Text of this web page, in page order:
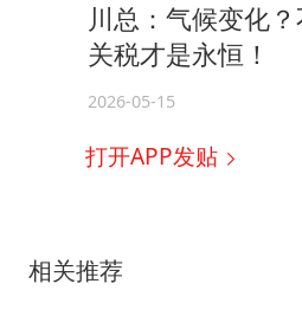
川总：气候变化
关税才是永恒！
2026-05-15
打开APP发贴
相关推荐